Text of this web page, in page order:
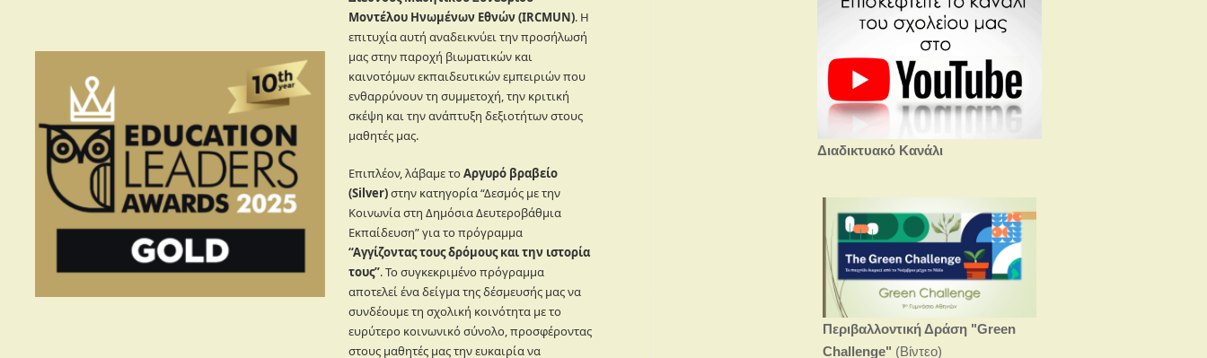
Μοντέλου Ηνωμένων Εθνών (IRCMUN). Η
επιτυχία αυτή αναδεικνύει την προσήλωσή
μας στην παροχή βιωματικών και
καινοτόμων εκπαιδευτικών εμπειριών που
ενθαρρύνουν τη συμμετοχή, την κριτική
σκέψη και την ανάπτυξη δεξιοτήτων στους
μαθητές μας.
Επιπλέον, λάβαμε τοΑργυρό βραβείο
(Silver)στην κατηγορία “Δεσμός με την
Κοινωνία στη Δημόσια Δευτεροβάθμια
Εκπαίδευση” για το πρόγραμμα
“Αγγίζοντας τους δρόμους και την ιστορία
τους”. Το συγκεκριμένο πρόγραμμα
αποτελεί ένα δείγμα της δέσμευσής μας να
συνδέουμε τη σχολική κοινότητα με το
ευρύτερο κοινωνικό σύνολο, προσφέροντας
στους μαθητές μας την ευκαιρία να
Διαδικτυακό Κανάλι
Περιβαλλοντική Δράση "Green
Challenge" (Βίντεο)